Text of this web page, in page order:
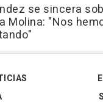
se sincera
Molina: "Nos